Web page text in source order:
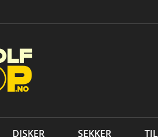
DISKER SEKKER